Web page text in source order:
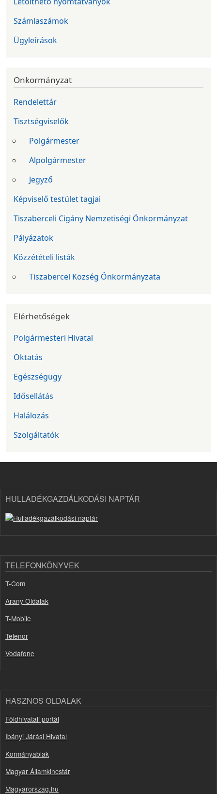
Számlaszámok
Ügyleírások
Önkormányzat
Rendelettár
Tisztségviselők
Polgármester
Alpolgármester
Jegyző
Képviselő testület tagjai
Tiszaberceli Cigány Nemzetiségi Önkormányzat
Pályázatok
Közzétételi listák
Tiszabercel Község Önkormányzata
Elérhetőségek
Polgármesteri Hivatal
Oktatás
Egészségügy
Idősellátás
Halálozás
Szolgáltatók
HULLADÉKGAZDÁLKODÁSI NAPTÁR
TELEFONKÖNYVEK
T-Com
Arany Oldalak
T-Mobile
Telenor
Vodafone
HASZNOS OLDALAK
Földhivatali portál
Ibányi Járási Hivatal
Kormányablak
Magyar Államkincstár
Magyarorszag.hu